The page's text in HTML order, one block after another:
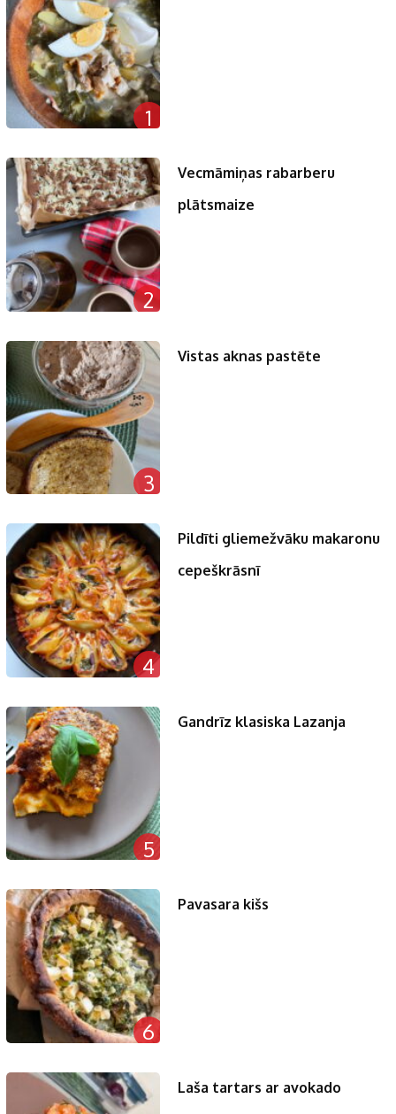
1
2
Vecmāmiņas rabarberu
plātsmaize
3
Vistas aknas pastēte
4
Pildīti gliemežvāku makaronu
cepeškrāsnī
5
Gandrīz klasiska Lazanja
6
Pavasara kišs
Laša tartars ar avokado